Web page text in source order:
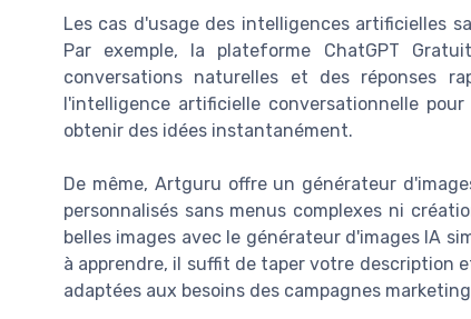
Les cas d'usage des intelligences artificielles
Par exemple, la plateforme ChatGPT
conversations naturelles et des réponses
l'intelligence artificielle conversationnelle
obtenir des idées instantanément.
De même, Artguru offre un générateur
personnalisés sans menus complexes ni
belles images avec le générateur d'images IA
à apprendre, il suffit de taper votre description
adaptées aux besoins des campagnes